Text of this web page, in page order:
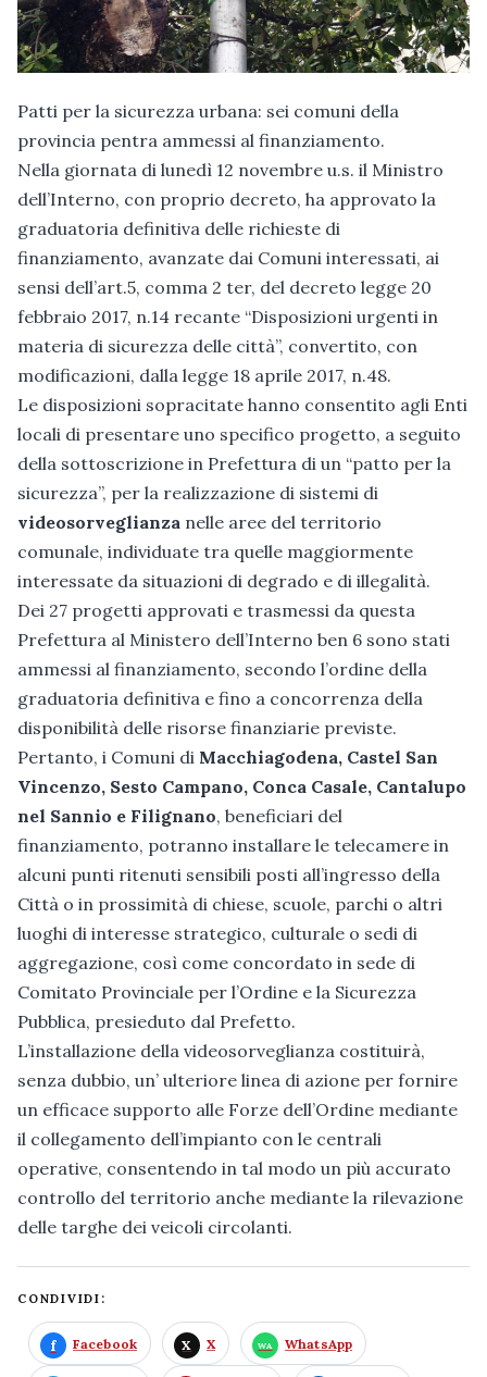
Patti per la sicurezza urbana: sei comuni della
provincia pentra ammessi al finanziamento.
Nella giornata di lunedì 12 novembre u.s. il Ministro
dell’Interno, con proprio decreto, ha approvato la
graduatoria definitiva delle richieste di
finanziamento, avanzate dai Comuni interessati, ai
sensi dell’art.5, comma 2 ter, del decreto legge 20
febbraio 2017, n.14 recante “Disposizioni urgenti in
materia di sicurezza delle città”, convertito, con
modificazioni, dalla legge 18 aprile 2017, n.48.
Le disposizioni sopracitate hanno consentito agli Enti
locali di presentare uno specifico progetto, a seguito
della sottoscrizione in Prefettura di un “patto per la
sicurezza”, per la realizzazione di sistemi di
videosorveglianza nelle aree del territorio
comunale, individuate tra quelle maggiormente
interessate da situazioni di degrado e di illegalità.
Dei 27 progetti approvati e trasmessi da questa
Prefettura al Ministero dell’Interno ben 6 sono stati
ammessi al finanziamento, secondo l’ordine della
graduatoria definitiva e fino a concorrenza della
disponibilità delle risorse finanziarie previste.
Pertanto, i Comuni di Macchiagodena, Castel San
Vincenzo, Sesto Campano, Conca Casale, Cantalupo
nel Sannio e Filignano, beneficiari del
finanziamento, potranno installare le telecamere in
alcuni punti ritenuti sensibili posti all’ingresso della
Città o in prossimità di chiese, scuole, parchi o altri
luoghi di interesse strategico, culturale o sedi di
aggregazione, così come concordato in sede di
Comitato Provinciale per l’Ordine e la Sicurezza
Pubblica, presieduto dal Prefetto.
L’installazione della videosorveglianza costituirà,
senza dubbio, un’ ulteriore linea di azione per fornire
un efficace supporto alle Forze dell’Ordine mediante
il collegamento dell’impianto con le centrali
operative, consentendo in tal modo un più accurato
controllo del territorio anche mediante la rilevazione
delle targhe dei veicoli circolanti.
CONDIVIDI:
Facebook X WhatsApp